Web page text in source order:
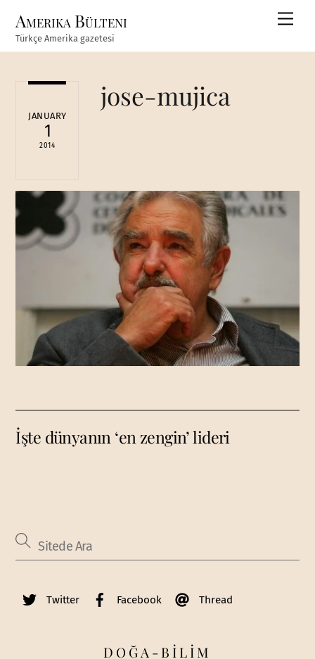
content
Amerika Bülteni
Türkçe Amerika gazetesi
JANUARY
1
2014
jose-mujica
İşte dünyanın ‘en zengin’ lideri
Twitter Facebook Thread
DOĞA-BİLİM